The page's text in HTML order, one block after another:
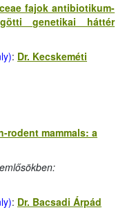
fajok antibiotikum-
genetikai háttér
: Dr. Kecskeméti
rodent mammals: a
: Dr. Bacsadi Árpád